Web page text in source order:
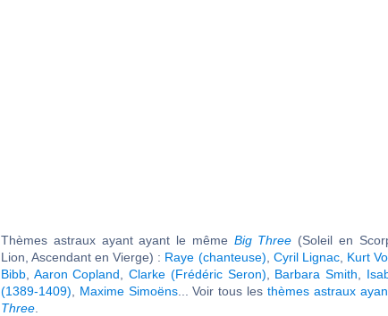
Thèmes astraux ayant ayant le même Big Three (Soleil en
Lion, Ascendant en Vierge) : Raye (chanteuse) Cyril Lignac, Kurt
Bibb Aaron Copland ,Clarke (Frédéric Seron) Barbara Smith
(1389-1409)
Maxime Simoëns... Voir tous les thèmes astraux
Three